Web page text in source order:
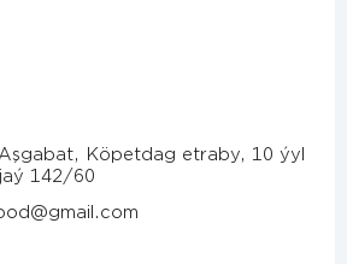
Köpetdag etraby, 10 ýyl
142/60